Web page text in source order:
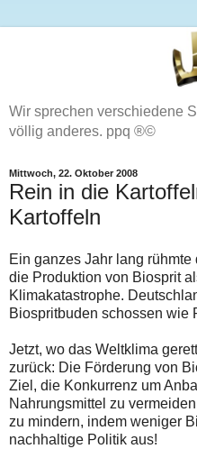
Wir sprechen verschiedene
völlig anderes. ppq ®©
Mittwoch, 22. Oktober 2008
Rein in die
Kartoffeln
Ein ganzes Jahr lang
die Produktion von Biosprit
Klimakatastrophe.
Biospritbuden schossen wie
Jetzt, wo das Weltklima
zurück: Die Förderung von
Ziel, die Konkurrenz um
Nahrungsmittel zu
zu mindern, indem weniger
nachhaltige Politik aus!